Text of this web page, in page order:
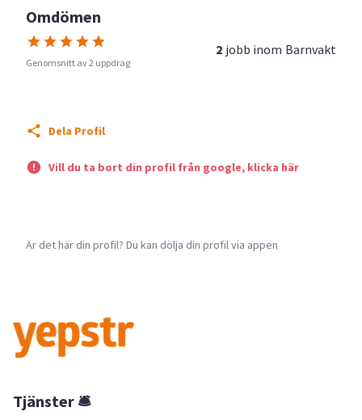
Omdömen
Genomsnitt av 2 uppdrag
2 jobb inom Barnvakt
Dela Profil
Vill du ta bort din profil från google, klicka här
Är det här din profil? Du kan dölja din profil via appen
Tjänster 🛎